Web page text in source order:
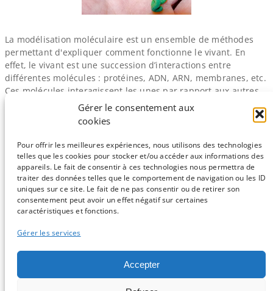
Gérer le consentement aux
cookies
Pour offrir les meilleures expériences, nous utilisons des technologies
telles que les cookies pour stocker et/ou accéder aux informations des
appareils. Le fait de consentir à ces technologies nous permettra de
traiter des données telles que le comportement de navigation ou les ID
uniques sur ce site. Le fait de ne pas consentir ou de retirer son
consentement peut avoir un effet négatif sur certaines
caractéristiques et fonctions.
Gérer les services
Accepter
La modélisation moléculaire est un ensemble de méthodes
permettant d'expliquer comment fonctionne le vivant. En
effet, le vivant est une succession d’interactions entre
différentes molécules : protéines, ADN, ARN, membranes, etc.
Ces molécules interagissent les unes par rapport aux autres
en fonction de plusieurs paramètres : leurs formes, leurs
propriétés chimiques et leur environnement. La modélisation
Page précédente
Sauf mention contraire, tous les articles du blog sont sous licence
Vous souhaitez participer ?
Contactez nous !